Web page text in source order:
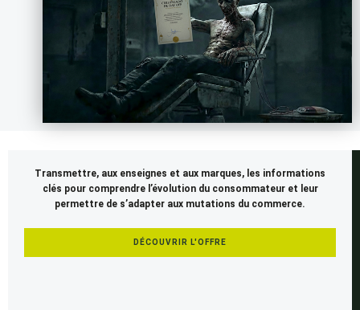
article
membres
Transmettre, aux enseignes et aux marques, les informations
clés pour comprendre l’évolution du consommateur et leur
permettre de s’adapter aux mutations du commerce.
DÉCOUVRIR L'OFFRE